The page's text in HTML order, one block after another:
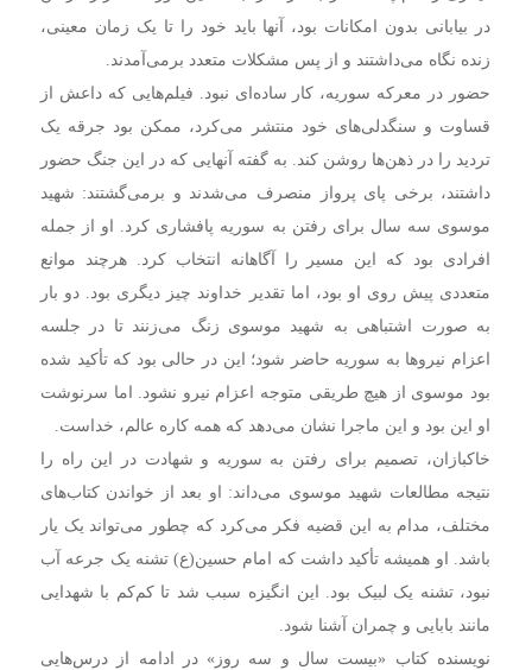
در بیابانی بدون امکانات بود، آنها باید خود را تا یک زمان معینی،
زنده نگاه می‌داشتند و از پس مشکلات متعدد برمی‌آمدند.
حضور در معرکه سوریه، کار ساده‌ای نبود. فیلم‌هایی که داعش از
قساوت و سنگدلی‌های خود منتشر می‌کرد، ممکن بود جرقه یک
تردید را در ذهن‌ها روشن کند. به گفته آنهایی که در این جنگ حضور
داشتند، برخی پای پرواز منصرف می‌شدند و برمی‌گشتند: شهید
موسوی سه سال برای رفتن به سوریه پافشاری کرد. او از جمله
افرادی بود که این مسیر را آگاهانه انتخاب کرد. هرچند موانع
متعددی پیش روی او بود، اما تقدیر خداوند چیز دیگری بود. دو بار
به صورت اشتباهی به شهید موسوی زنگ می‌زنند تا در جلسه
اعزام نیروها به سوریه حاضر شود؛ این در حالی بود که تأکید شده
بود موسوی از هیچ طریقی متوجه اعزام نیرو نشود. اما سرنوشت
او این بود و این ماجرا نشان می‌دهد که همه کاره عالم، خداست.
خاکبازان، تصمیم برای رفتن به سوریه و شهادت در این راه را
نتیجه مطالعات شهید موسوی می‌داند: او بعد از خواندن کتاب‌های
مختلف، مدام به این قضیه فکر می‌کرد که چطور می‌تواند یک یار
باشد. او همیشه تأکید داشت که امام حسین(ع) تشنه یک جرعه آب
نبود، تشنه یک لبیک بود. این انگیزه سبب شد تا کم‌کم با شهدایی
مانند بابایی و چمران آشنا شود.
نویسنده کتاب «بیست سال و سه روز» در ادامه از درس‌هایی